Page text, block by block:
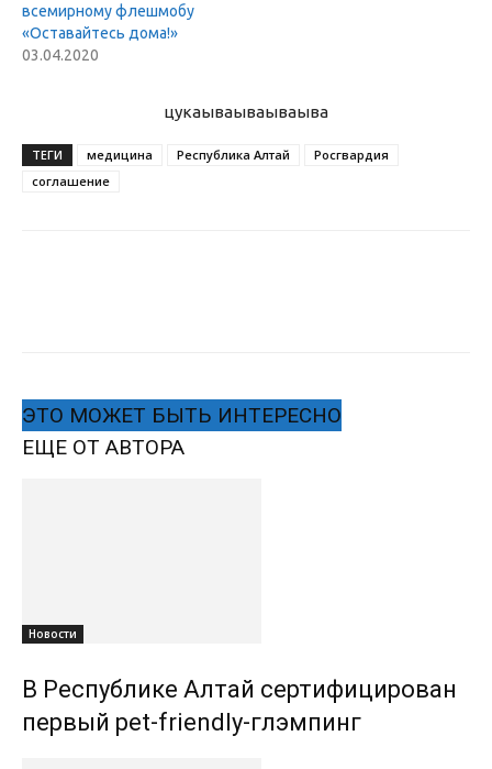
всемирному флешмобу
«Оставайтесь дома!»
03.04.2020
цукаываываываыва
ТЕГИ медицина Республика Алтай
Росгвардия
соглашение
ЭТО МОЖЕТ БЫТЬ ИНТЕРЕСНО
ЕЩЕ ОТ АВТОРА
Новости
В Республике Алтай сертифицирован
первый pet-friendly-глэмпинг